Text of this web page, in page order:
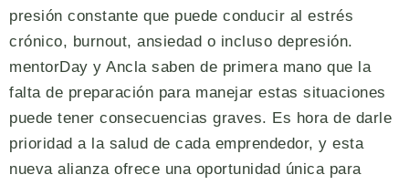
presión constante que puede conducir al estrés
crónico, burnout, ansiedad o incluso depresión.
mentorDay y Ancla saben de primera mano que la
falta de preparación para manejar estas situaciones
puede tener consecuencias graves. Es hora de darle
prioridad a la salud de cada emprendedor, y esta
nueva alianza ofrece una oportunidad única para